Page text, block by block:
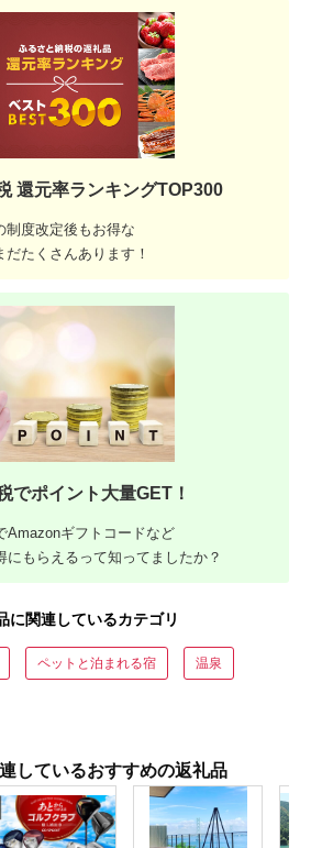
還元率ランキングTOP300
制度改定後もお得な
たくさんあります！
でポイント大量GET！
Amazonギフトコードなど
にもらえるって知ってましたか？
に関連しているカテゴリ
ペットと泊まれる宿 温泉
しているおすすめの返礼品